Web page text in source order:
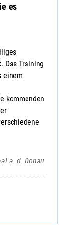
es
Das Training
einem
kommenden
a. d. Donau